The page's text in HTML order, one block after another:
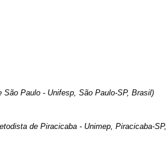
Paulo - Unifesp, São Paulo-SP, Brasil)
de Piracicaba - Unimep, Piracicaba-SP,